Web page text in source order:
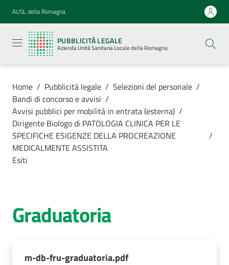
Vai al contenuto
Vai alla navigazione
Vai al footer
AUSL della Romagna
PUBBLICITÀ LEGALE
Azienda Unità Sanitaria Locale della Romagna
legale
Azienda
Unità
Locale della
Azienda
cura
Comunica
Home / Pubblicità legale / Selezioni del personale /
Bandi di concorso e avvisi /
Avvisi pubblici per mobilità in entrata (esterna) /
Dirigente Biologo di PATOLOGIA CLINICA PER LE
SPECIFICHE ESIGENZE DELLA PROCREAZIONE
MEDICALMENTE ASSISTITA
/
Esiti
Graduatoria
m-db-fru-graduatoria.pdf